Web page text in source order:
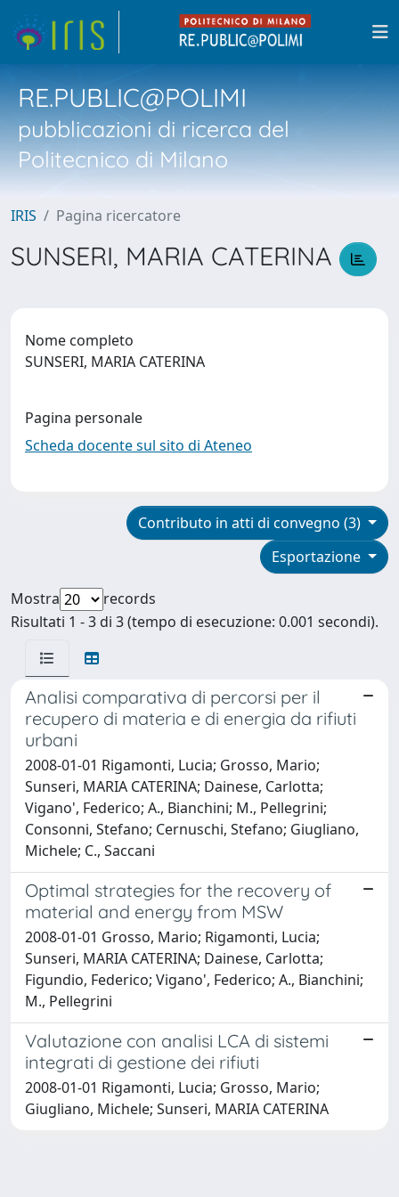
RE.PUBLIC@POLIMI
pubblicazioni di ricerca del
Politecnico di Milano
IRIS Pagina ricercatore
SUNSERI, MARIA CATERINA
Nome completo
SUNSERI, MARIA CATERINA
Pagina personale
Scheda docente sul sito di Ateneo
Contributo in atti di convegno (3)
Esportazione
Mostra
records
Risultati 1 - 3 di 3 (tempo di esecuzione: 0.001 secondi).
Analisi comparativa di percorsi per il
recupero di materia e di energia da rifiuti
urbani
2008-01-01 Rigamonti, Lucia; Grosso, Mario;
Sunseri, MARIA CATERINA; Dainese, Carlotta;
Vigano', Federico; A., Bianchini; M., Pellegrini;
Consonni, Stefano; Cernuschi, Stefano; Giugliano,
Michele; C., Saccani
Optimal strategies for the recovery of
material and energy from MSW
2008-01-01 Grosso, Mario; Rigamonti, Lucia;
Sunseri, MARIA CATERINA; Dainese, Carlotta;
Figundio, Federico; Vigano', Federico; A., Bianchini;
M., Pellegrini
Valutazione con analisi LCA di sistemi
integrati di gestione dei rifiuti
2008-01-01 Rigamonti, Lucia; Grosso, Mario;
Giugliano, Michele; Sunseri, MARIA CATERINA